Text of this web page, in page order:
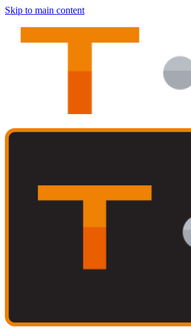
Skip to main content